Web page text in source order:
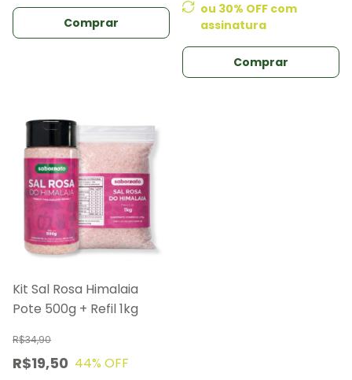
ou 30% OFF com
assinatura
Comprar
Kit Sal Rosa Himalaia
Pote 500g + Refil 1kg
R$19,50
R$34,90
44% OFF